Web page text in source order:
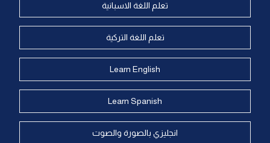
تعلم اللغة الاسبانية
تعلم اللغة التركية
Learn English
Learn Spanish
انجليزي بالصورة والصوت